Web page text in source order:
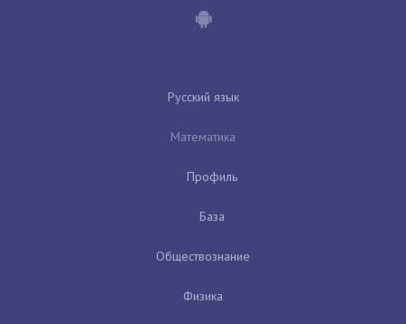
Русский язык
Математика
Профиль
База
Обществознание
Физика